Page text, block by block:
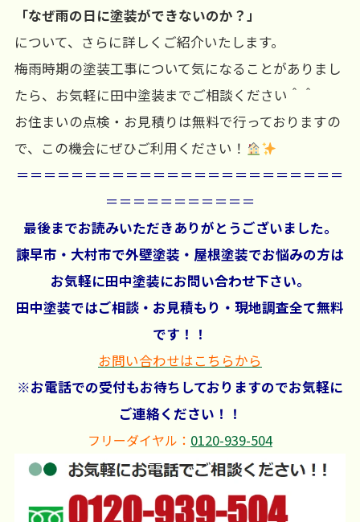
「なぜ雨の日に塗装ができないのか？」
について、さらに詳しくご紹介いたします。
梅雨時期の塗装工事について気になることがありまし
たら、お気軽に田中塗装までご相談ください＾＾
お住まいの点検・お見積りは無料で行っておりますの
で、この機会にぜひご利用ください！
＝＝＝＝＝＝＝＝＝＝＝＝＝＝＝＝＝＝＝＝＝＝＝＝
＝＝＝＝＝＝＝＝＝＝＝
最後までお読みいただきありがとうございました。
諫早市・大村市で外壁塗装・屋根塗装でお悩みの方は
お気軽に田中塗装にお問い合わせ下さい。
田中塗装ではご相談・お見積もり・現地調査全て無料
です！！
お問い合わせはこちらから
※お電話での受付もお待ちしておりますのでお気軽に
ご連絡ください！！
フリーダイヤル： 0120-939-504